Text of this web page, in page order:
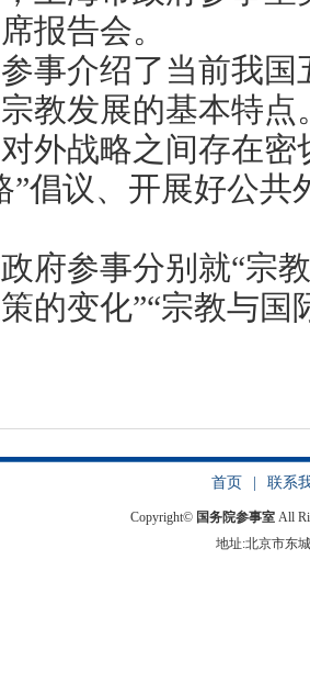
报告会。
介绍了当前我国
教发展的基本特
外战略之间存在
”倡议、开展好公
参事分别就“宗教
的变化”“宗教与国
首页 联系
Copyright© 国务院参事室 All
地址:北京市东